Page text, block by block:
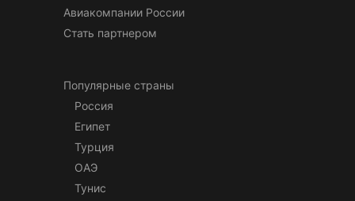
Авиакомпании России
Стать партнером
Популярные страны
Россия
Египет
Турция
ОАЭ
Тунис